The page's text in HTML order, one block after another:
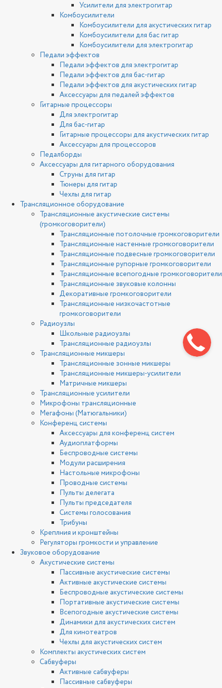
Усилители для электрогитар
Комбоусилители
Комбоусилители для акустических гитар
Комбоусилители для бас гитар
Комбоусилители для электрогитар
Педали эффектов
Педали эффектов для электрогитар
Педали эффектов для бас-гитар
Педали эффектов для акустических гитар
Аксессуары для педалей эффектов
Гитарные процессоры
Для электрогитар
Для бас-гитар
Гитарные процессоры для акустических гитар
Аксессуары для процессоров
Педалборды
Аксессуары для гитарного оборудования
Струны для гитар
Тюнеры для гитар
Чехлы для гитар
Трансляционное оборудование
Трансляционные акустические системы
(громкоговорители)
Трансляционные потолочные громкоговорители
Трансляционные настенные громкоговорители
Трансляционные подвесные громкоговорители
Трансляционные рупорные громкоговорители
Трансляционные всепогодные громкоговорители
Трансляционные звуковые колонны
Декоративные громкоговорители
Трансляционные низкочастотные
громкоговорители
Радиоузлы
Школьные радиоузлы
Трансляционные радиоузлы
Трансляционные микшеры
Трансляционные зонные микшеры
Трансляционные микшеры-усилители
Матричные микшеры
Трансляционные усилители
Микрофоны трансляционные
Мегафоны (Матюгальники)
Конференц системы
Аксессуары для конференц систем
Аудиоплатформы
Беспроводные системы
Модули расширения
Настольные микрофоны
Проводные системы
Пульты делегата
Пульты председателя
Системы голосования
Трибуны
Креплния и кронштейны
Регуляторы громкости и управление
Звуковое оборудование
Акустические системы
Пассивные акустические системы
Активные акустические системы
Беспроводные акустические системы
Портативные акустические системы
Всепогодные акустические системы
Динамики для акустических систем
Для кинотеатров
Чехлы для акустических систем
Комплекты акустических систем
Сабвуферы
Активные сабвуферы
Пассивные сабвуферы